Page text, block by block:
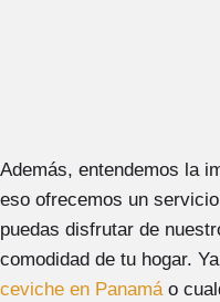
Además, entendemos la
eso ofrecemos un
puedas disfrutar de
comodidad de tu hogar.
ceviche en Panamáo